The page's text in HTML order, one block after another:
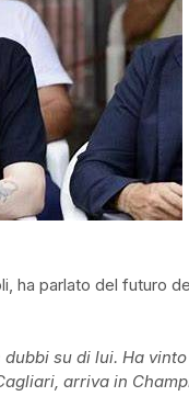
ha parlato del futuro
su di lui. Ha
arriva in